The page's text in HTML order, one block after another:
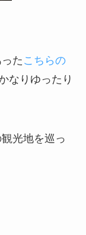
た こちらの
なりゆったり
光地を巡っ